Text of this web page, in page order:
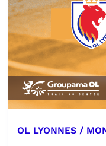
OL LYONNES /